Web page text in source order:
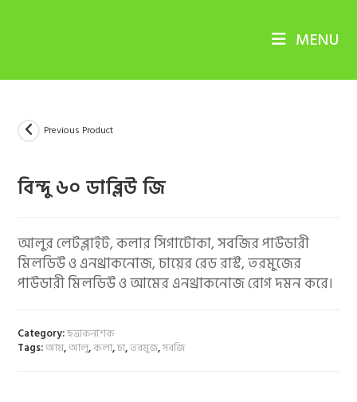
MENU
Previous Product
বিন্দু ৬০ ডাব্লিউ জি
আলুর লেটব্লাইট, কলার সিগাটোকা, সবজির পাউডারী
মিলডিউ ও এনথ্রাকনোজ, চায়ের রেড রাস্ট, তরমুজের
পাউডারী মিলডিউ ও আমের এনথ্রাকনোজ রোগ দমন করে।
Category:ছত্রাকনাশক
Tags:আম,আলু,কলা,চা,তরমুজ,সবজি